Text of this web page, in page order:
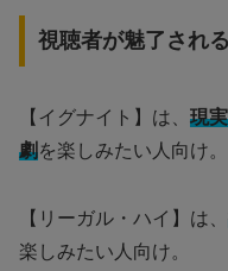
視聴者が魅了され
【イグナイト】は、 現
劇を楽しみたい人向け。
【リーガル・ハイ】は、
楽しみたい人向け。